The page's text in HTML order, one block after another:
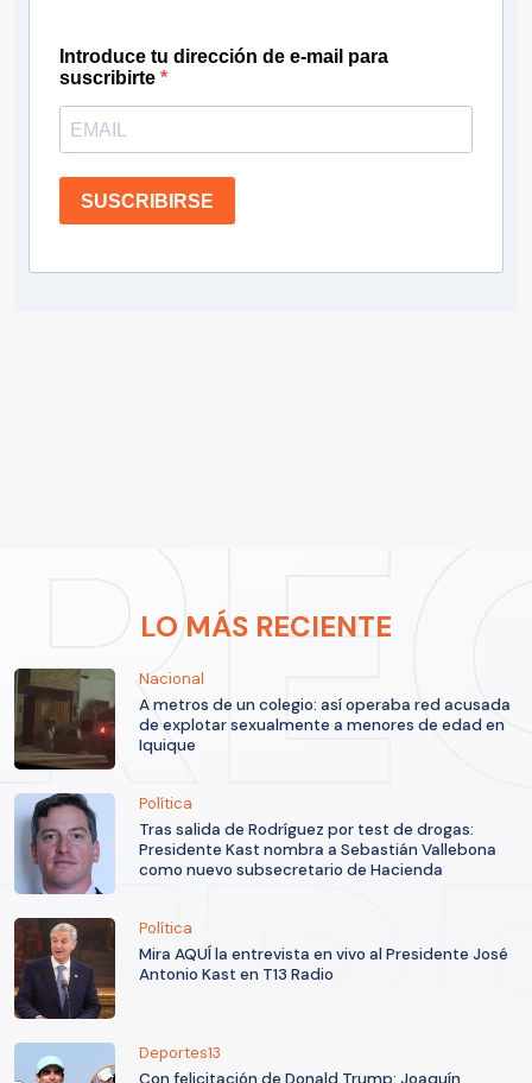
Introduce tu dirección de e-mail para
suscribirte
SUSCRIBIRSE
LO MÁS RECIENTE
Nacional
A metros de un colegio: así operaba red acusada
de explotar sexualmente a menores de edad en
Iquique
Política
Tras salida de Rodríguez por test de drogas:
Presidente Kast nombra a Sebastián Vallebona
como nuevo subsecretario de Hacienda
Política
Mira AQUÍ la entrevista en vivo al Presidente José
Antonio Kast en T13 Radio
Deportes13